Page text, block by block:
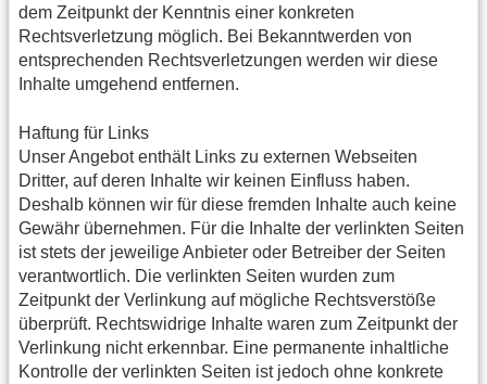
dem Zeitpunkt der Kenntnis einer konkreten
Rechtsverletzung möglich. Bei Bekanntwerden von
entsprechenden Rechtsverletzungen werden wir diese
Inhalte umgehend entfernen.
Haftung für Links
Unser Angebot enthält Links zu externen Webseiten
Dritter, auf deren Inhalte wir keinen Einfluss haben.
Deshalb können wir für diese fremden Inhalte auch keine
Gewähr übernehmen. Für die Inhalte der verlinkten Seiten
ist stets der jeweilige Anbieter oder Betreiber der Seiten
verantwortlich. Die verlinkten Seiten wurden zum
Zeitpunkt der Verlinkung auf mögliche Rechtsverstöße
überprüft. Rechtswidrige Inhalte waren zum Zeitpunkt der
Verlinkung nicht erkennbar. Eine permanente inhaltliche
Kontrolle der verlinkten Seiten ist jedoch ohne konkrete